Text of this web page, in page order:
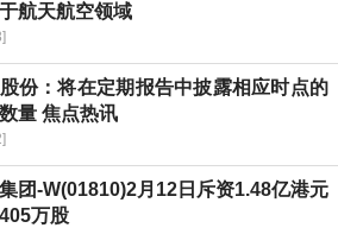
航天航空领域
份：将在定期报告中披露相应时点的
量 焦点热讯
团-W(01810)2月12日斥资1.48亿港元
万股